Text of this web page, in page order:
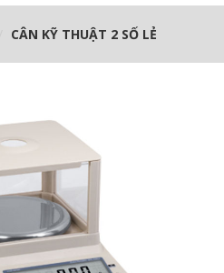
CÂN KỸ THUẬT 2 SỐ LẺ